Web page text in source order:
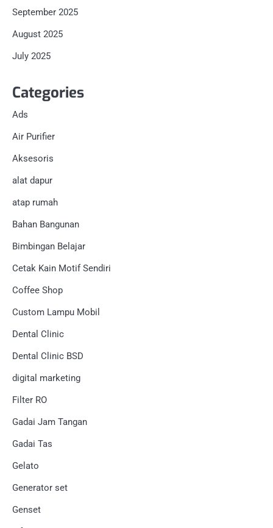
September 2025
August 2025
July 2025
Categories
Ads
Air Purifier
Aksesoris
alat dapur
atap rumah
Bahan Bangunan
Bimbingan Belajar
Cetak Kain Motif Sendiri
Coffee Shop
Custom Lampu Mobil
Dental Clinic
Dental Clinic BSD
digital marketing
Filter RO
Gadai Jam Tangan
Gadai Tas
Gelato
Generator set
Genset